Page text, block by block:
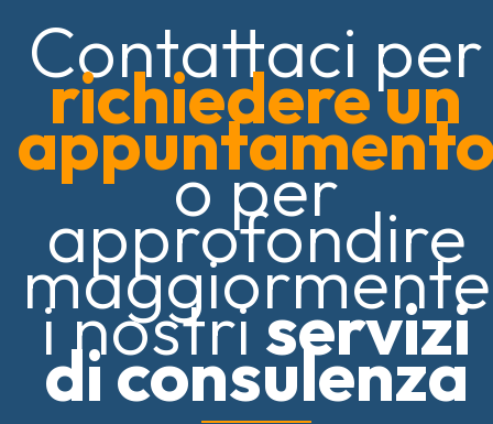
Contattaci per
richiedere un
o per
approfondire
maggiormente
i nostriservizi
di consulenza